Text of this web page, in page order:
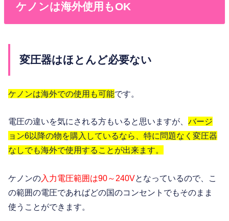
ケノンは海外使用もOK
変圧器はほとんど必要ない
ケノンは海外での使用も可能です。
電圧の違いを気にされる方もいると思いますが、バージ
ョン6以降の物を購入しているなら、特に問題なく変圧器
なしでも海外で使用することが出来ます。
ケノンの入力電圧範囲は90～240Vとなっているので、こ
の範囲の電圧であればどの国のコンセントでもそのまま
使うことができます。